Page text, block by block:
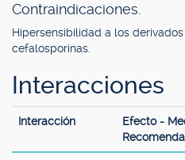
Contraindicaciones.
Hipersensibilidad a los
cefalosporinas.
Interacciones
Interacción
Efecto -